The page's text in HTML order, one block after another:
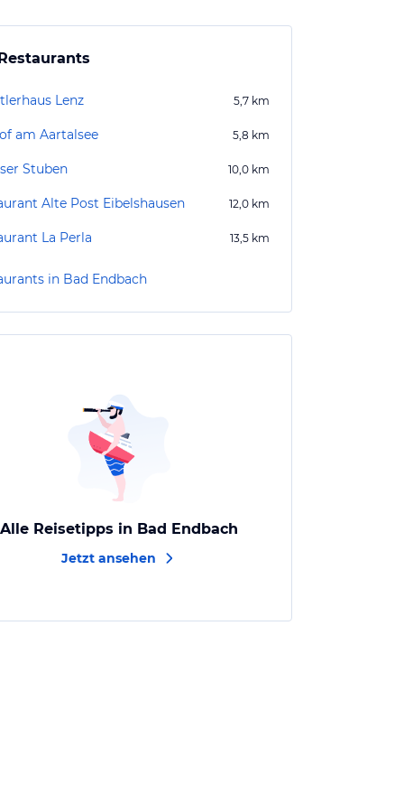
Lenz 5,7 km
am Aartalsee 5,8 km
Stuben 10,0 km
Alte Post Eibelshausen 12,0 km
La Perla 13,5 km
in Bad Endbach
Alle Reisetipps in Bad Endbach
Jetzt ansehen